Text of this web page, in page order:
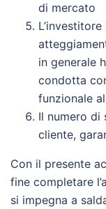
di mercato
in generale
condotta
funzionale
Il numero di
cliente,
Con il presente
fine completare
si impegna a